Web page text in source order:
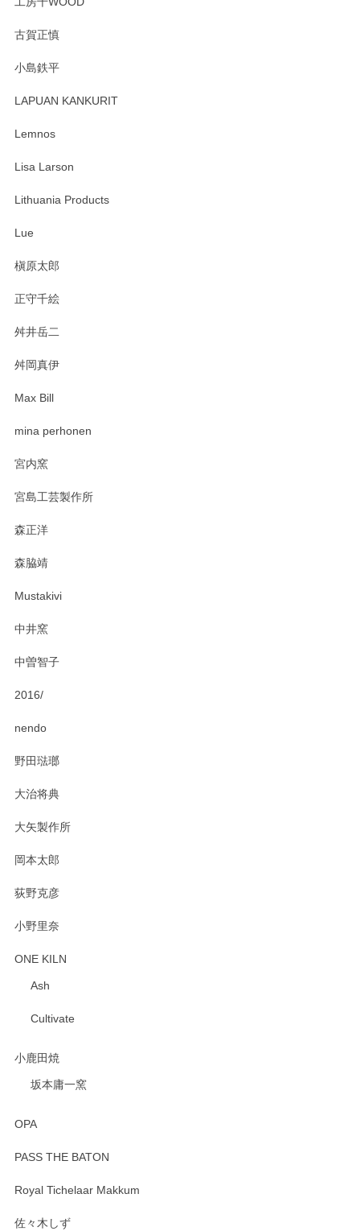
す。 素敵な湯呑みでとても気に入りました。 発送も早く、
たm(_)m
います。無事に届いたようで安心いたしまし
おかけしました。 ありがとうございます。
古賀正慎
小島鉄平
LAPUAN KANKURIT
Lemnos
Lisa Larson
Lithuania Products
Lue
槇原太郎
正守千絵
舛井岳二
舛岡真伊
Max Bill
mina perhonen
宮内窯
宮島工芸製作所
森正洋
森脇靖
Mustakivi
中井窯
中曽智子
2016/
nendo
野田琺瑯
大治将典
大矢製作所
岡本太郎
荻野克彦
小野里奈
ONE KILN
Ash
Cultivate
小鹿田焼
坂本庸一窯
OPA
PASS THE BATON
Royal Tichelaar Makkum
佐々木しず